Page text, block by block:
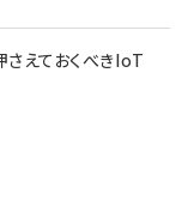
えておくべきIoT